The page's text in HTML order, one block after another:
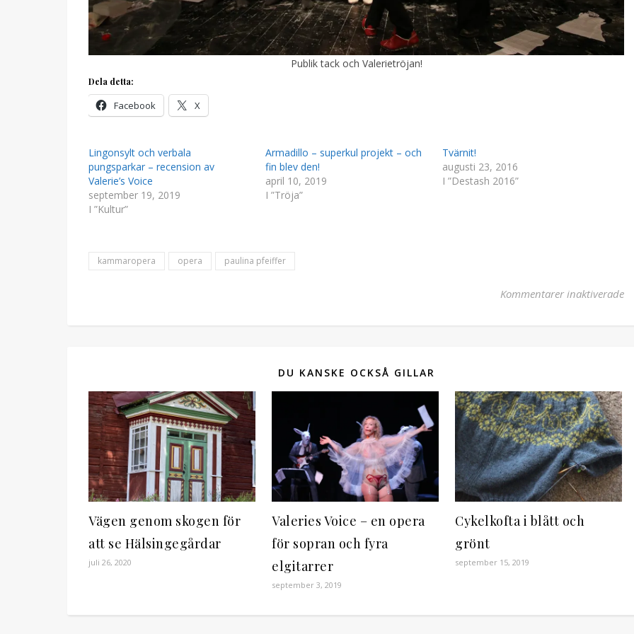
Publik tack och Valerietröjan!
Dela detta:
Facebook X
Lingonsylt och verbala
pungsparkar – recension av
Valerie’s Voice
september 19, 2019
I ”Kultur”
Armadillo – superkul projekt – och
fin blev den!
april 10, 2019
I ”Tröja”
Tvärnit!
augusti 23, 2016
I ”Destash 2016”
kammaropera opera paulina pfeiffer
Kommentarer inaktiverade
DU KANSKE OCKSÅ GILLAR
Vägen genom skogen för
att se Hälsingegårdar
juli 26, 2020
Valeries Voice – en opera
för sopran och fyra
elgitarrer
september 3, 2019
Cykelkofta i blått och
grönt
september 15, 2019